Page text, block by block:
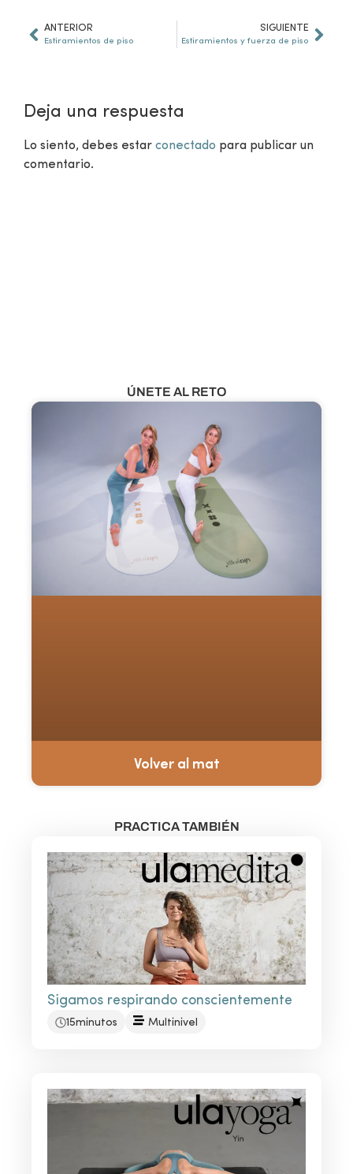
ANTERIOR
Estiramientos de piso
SIGUIENTE
Estiramientos y fuerza de piso
Deja una respuesta
Lo siento, debes estar conectado para publicar un
comentario.
ÚNETE AL RETO
Volver al mat
PRACTICA TAMBIÉN
Sigamos respirando conscientemente
15minutos Multinivel